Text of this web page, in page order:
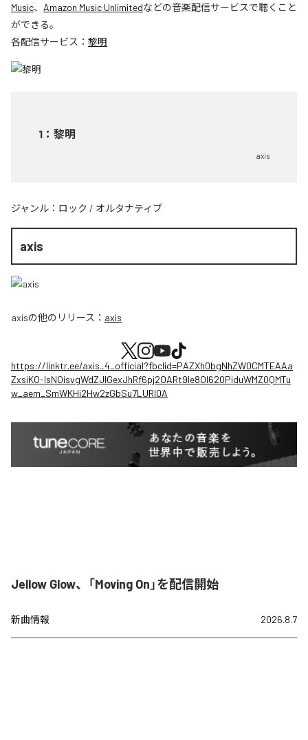
Music、 Amazon Music Unlimitedなどの音楽配信サービスで聴くこと
ができる。
各配信サービス： 黎明
1 ： 黎明
axis
ジャンル： ロック / オルタナティブ
axis
axisの他のリリース： axis
https://linktr.ee/axis_4_official?fbclid=PAZXh0bgNhZW0CMTEAAa
ZxsiKO-IsNOisvgWdZJIGexJhRf6pj2OARt9le8OI620PiduWMZ0QMTu
w_aem_SmWKHi2Hw2zGbSu7LURI0A
Jellow Glow、「Moving On」を配信開始
新曲情報 2026.8.7